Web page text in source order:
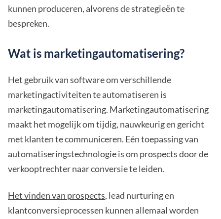
kunnen produceren, alvorens de strategieën te
bespreken.
Wat is marketingautomatisering?
Het gebruik van software om verschillende
marketingactiviteiten te automatiseren is
marketingautomatisering. Marketingautomatisering
maakt het mogelijk om tijdig, nauwkeurig en gericht
met klanten te communiceren. Eén toepassing van
automatiseringstechnologie is om prospects door de
verkooptrechter naar conversie te leiden.
Het vinden van prospects, lead nurturing en
klantconversieprocessen kunnen allemaal worden